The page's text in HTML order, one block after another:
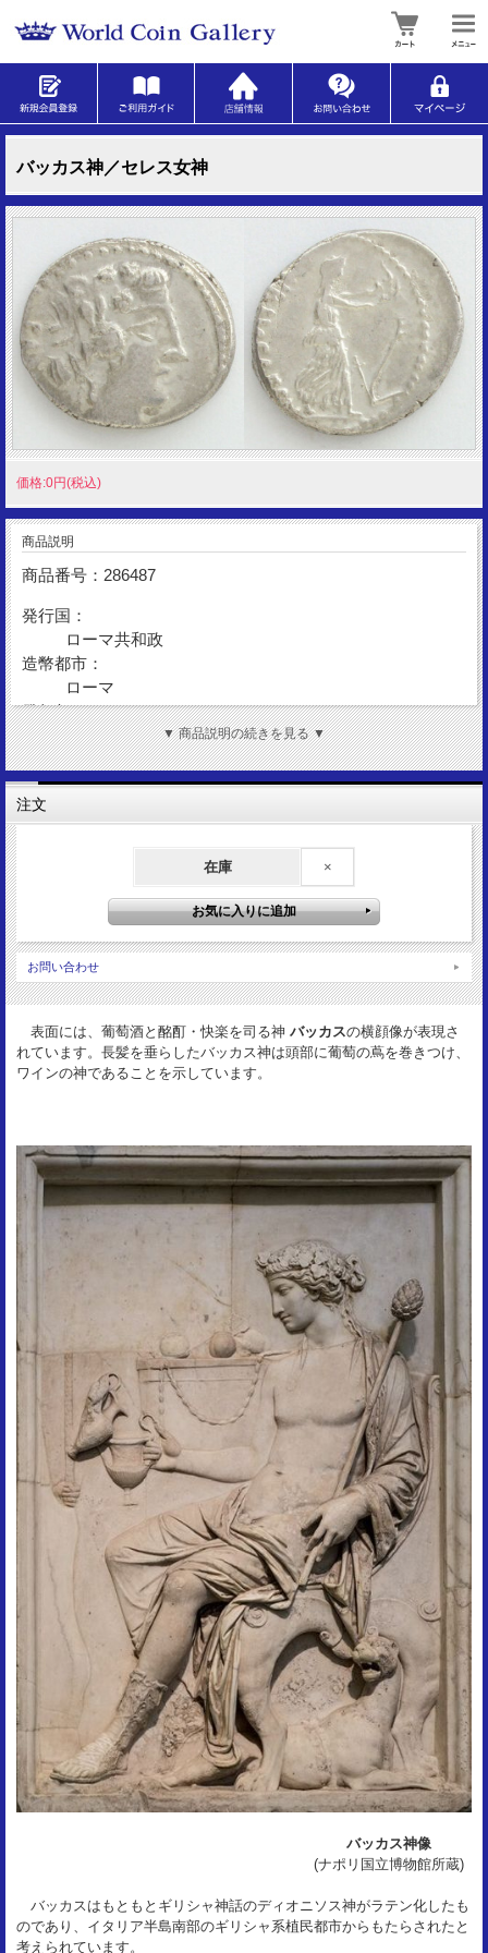
バッカス神／セレス女神
価格:0円(税込)
商品説明
商品番号：286487
発行国：
ローマ共和政
造幣都市：
ローマ
発行年：
BC48
額 面：
デナリウス
金 性：
バッカス神
セレス女神立像
サイズ：
18.5mm
3.89g
資 料：
RSC Vibia 16
▼ 商品説明の続きを見る ▼
注文
在庫 ×
お問い合わせ
表面には、葡萄酒と酩酊・快楽を司る神 バッカスの横顔像が表現さ
れています。長髪を垂らしたバッカス神は頭部に葡萄の蔦を巻きつけ、
ワインの神であることを示しています。
バッカス神像
(ナポリ国立博物館所蔵)
バッカスはもともとギリシャ神話のディオニソス神がラテン化したも
のであり、イタリア半島南部のギリシャ系植民都市からもたらされたと
考えられています。